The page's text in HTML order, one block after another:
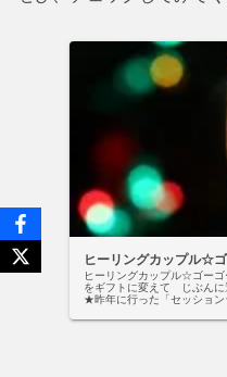
ヒーリングカップル☆
ヒーリングカップル☆ゴー
をギフトに変えて じぶん
★昨年に行った「セッショ